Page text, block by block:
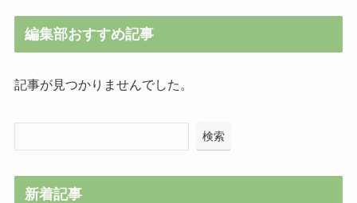
編集部おすすめ記事
記事が見つかりませんでした。
検索
新着記事